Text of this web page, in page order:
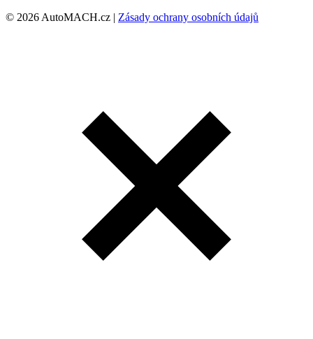
© 2026 AutoMACH.cz | Zásady ochrany osobních údajů